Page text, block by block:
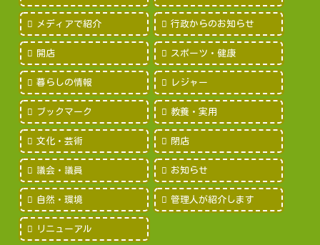
メディアで紹介 行政からのお知らせ
開店 スポーツ・健康
暮らしの情報 レジャー
ブックマーク 教養・実用
文化・芸術 閉店
議会・議員 お知らせ
自然・環境 管理人が紹介します
リニューアル